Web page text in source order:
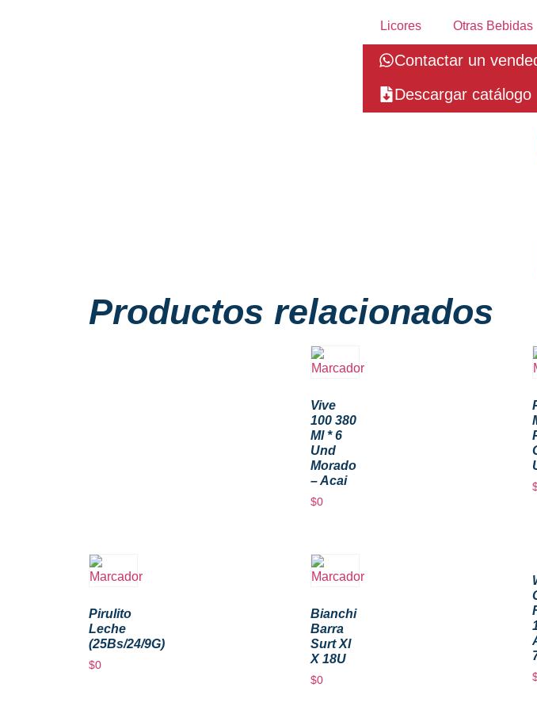
Licores Otras Bebidas
Contactar un
Descargar catálogo
Productos relacionados
Vive
100 380
Ml * 6
Und
Morado
– Acai
$0
Pirulito
Leche
(25Bs/24/9G)
$0
Bianchi
Barra
Surt Xl
X 18U
$0